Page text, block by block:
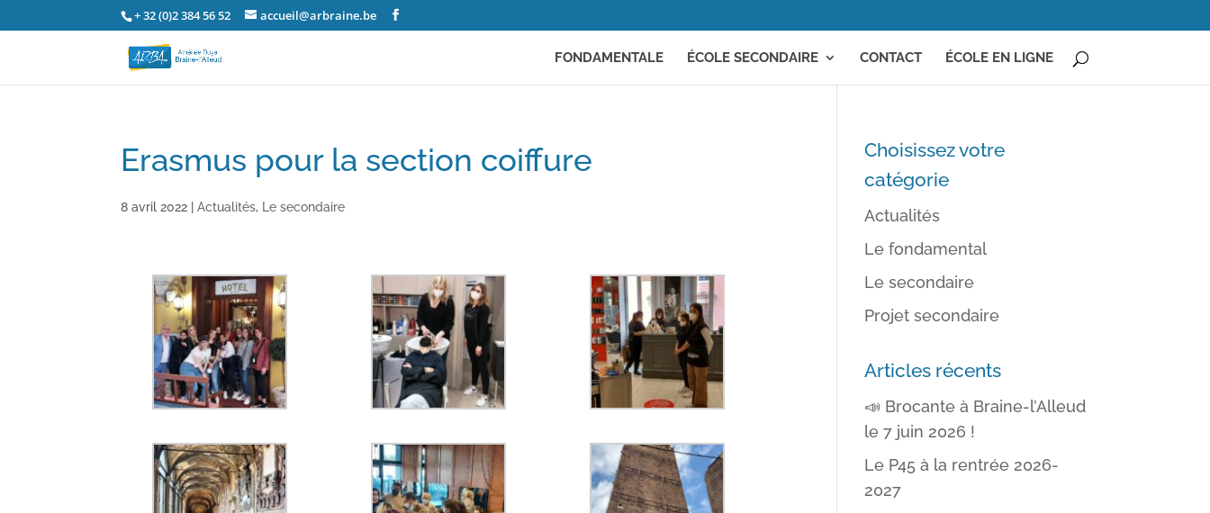
+ 32 (0)2 384 56 52 accueil@arbraine.be
FONDAMENTALE ÉCOLE SECONDAIRE CONTACT ÉCOLE EN LIGNE
Erasmus pour la section coiffure
8 avril 2022 |Actualités, Le secondaire
Choisissez votre
catégorie
Actualités
Le fondamental
Le secondaire
Projet secondaire
Articles récents
📣 Brocante à Braine-l’Alleud
le 7 juin 2026 !
Le P45 à la rentrée 2026-
2027